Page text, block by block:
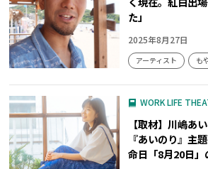
た」
2025年8月27日
アーティスト も
WORK LIFE
【取材】川嶋あ
『あいのり』主
命日「8月20日」